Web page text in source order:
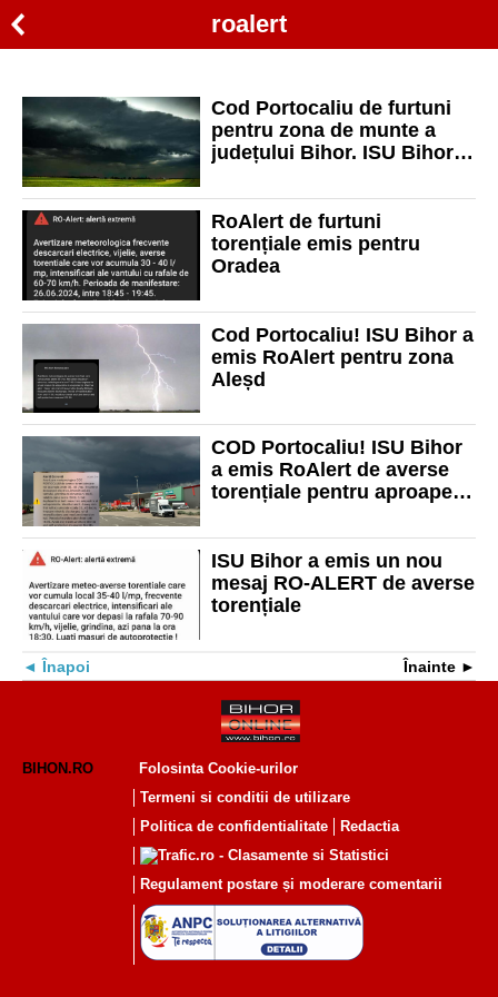
roalert
Cod Portocaliu de furtuni
pentru zona de munte a
județului Bihor. ISU Bihor a
RoAlert de furtuni
torențiale emis pentru
Oradea
Cod Portocaliu! ISU Bihor a
emis RoAlert pentru zona
Aleșd
COD Portocaliu! ISU Bihor
a emis RoAlert de averse
torențiale pentru aproape
ISU Bihor a emis un nou
mesaj RO-ALERT de averse
torențiale
Înapoi Înainte
BIHON.RO
Folosinta Cookie-urilor
Termeni si conditii de utilizare
Politica de confidentialitate
Redactia
Regulament postare și moderare comentarii